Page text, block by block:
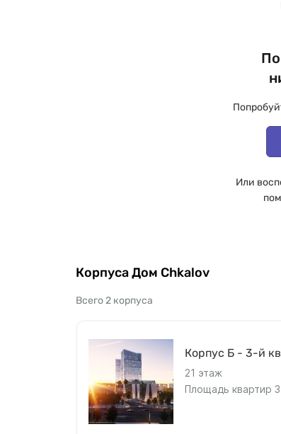
Или
Корпуса Дом Chkalov
Всего 2 корпуса
Корпус Б - 3-й
21 этаж
Площадь квартир